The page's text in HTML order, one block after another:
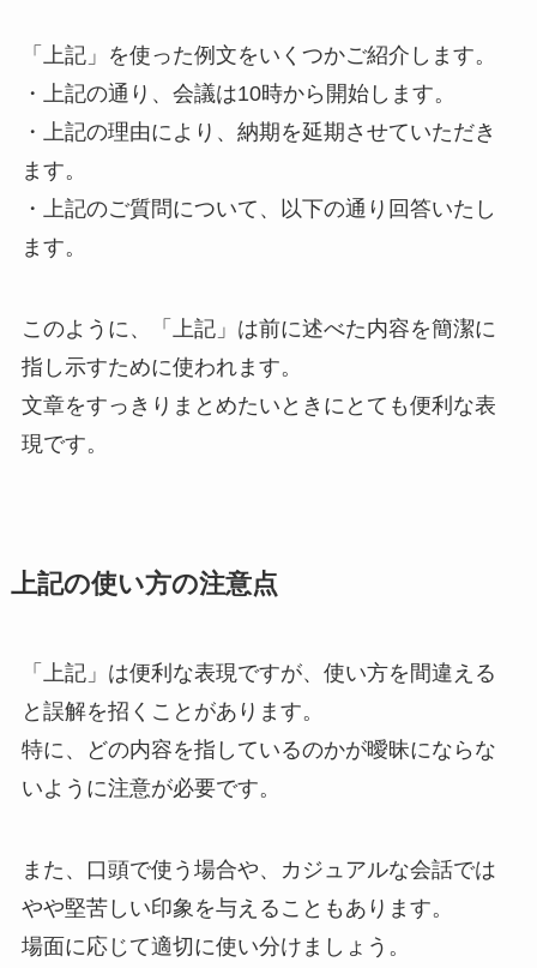
「上記」を使った例文をいくつかご紹介します。
・上記の通り、会議は10時から開始します。
・上記の理由により、納期を延期させていただき
ます。
・上記のご質問について、以下の通り回答いたし
ます。
このように、「上記」は前に述べた内容を簡潔に
指し示すために使われます。
文章をすっきりまとめたいときにとても便利な表
現です。
上記の使い方の注意点
「上記」は便利な表現ですが、使い方を間違える
と誤解を招くことがあります。
特に、どの内容を指しているのかが曖昧にならな
いように注意が必要です。
また、口頭で使う場合や、カジュアルな会話では
やや堅苦しい印象を与えることもあります。
場面に応じて適切に使い分けましょう。